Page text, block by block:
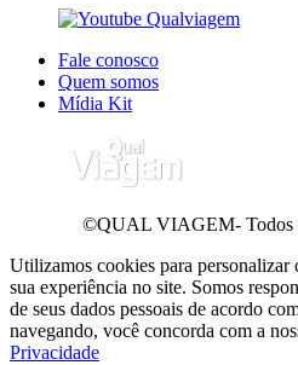
Fale conosco
Quem somos
Mídia Kit
©QUAL VIAGEM- Todos
Utilizamos cookies para personalizar
sua experiência no site. Somos
de seus dados pessoais de acordo
navegando, você concorda com a
Privacidade